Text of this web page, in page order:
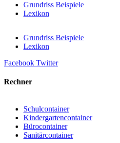
Grundriss Beispiele
Lexikon
Grundriss Beispiele
Lexikon
Facebook Twitter
Rechner
Schulcontainer
Kindergartencontainer
Bürocontainer
Sanitärcontainer